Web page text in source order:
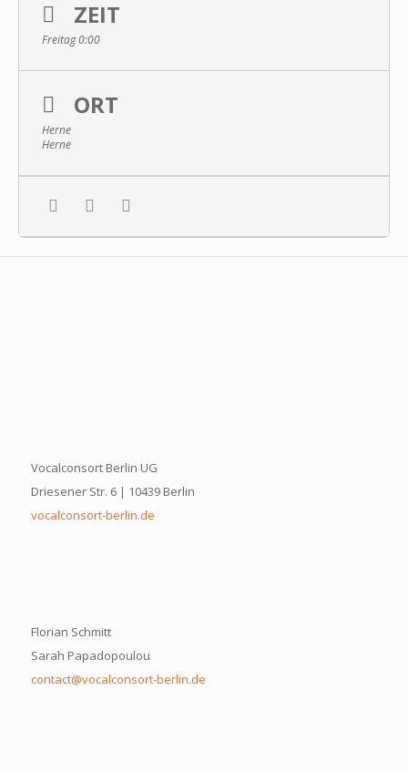
ZEIT
Freitag 0:00
ORT
Herne
Herne
Vocalconsort Berlin UG
Driesener Str. 6 | 10439 Berlin
vocalconsort-berlin.de
Florian Schmitt
Sarah Papadopoulou
contact@vocalconsort-berlin.de